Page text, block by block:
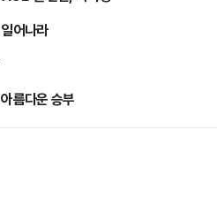
어나라
름다운 승부